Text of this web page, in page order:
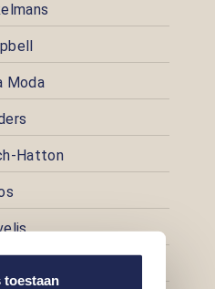
toestaan
Moda
Hatton